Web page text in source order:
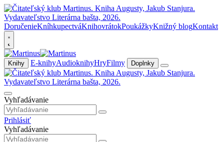
DoručenieKníhkupectváKnihovrátokPoukážkyKnižný blogKontakt
Knihy E-knihyAudioknihyHryFilmy Doplnky
Vyhľadávanie
Prihlásiť
Vyhľadávanie